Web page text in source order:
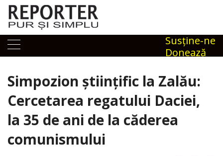
Skip
content
Susţine-ne
Donează
Simpozion științific la Zalău:
Cercetarea regatului Daciei,
la 35 de ani de la căderea
comunismului